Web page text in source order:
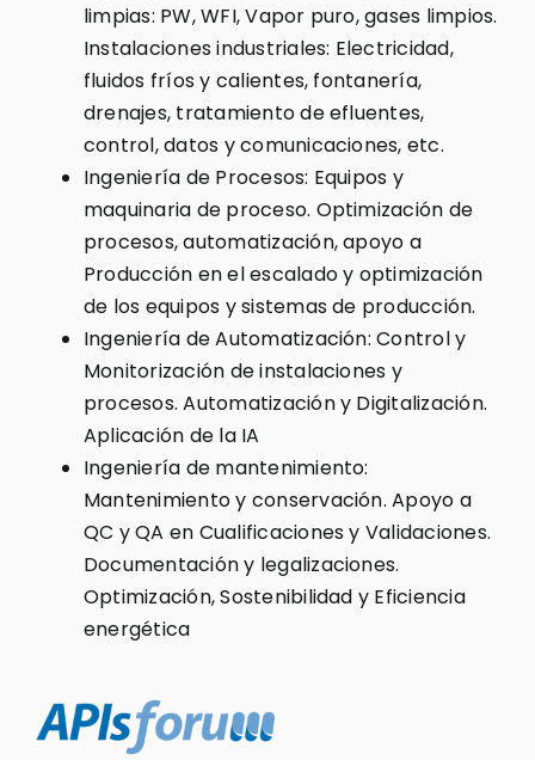
limpias: PW, WFI, Vapor puro, gases limpios.
Instalaciones industriales: Electricidad,
fluidos fríos y calientes, fontanería,
drenajes, tratamiento de efluentes,
control, datos y comunicaciones, etc.
Ingeniería de Procesos: Equipos y
maquinaria de proceso. Optimización de
procesos, automatización, apoyo a
Producción en el escalado y optimización
de los equipos y sistemas de producción.
Ingeniería de Automatización: Control y
Monitorización de instalaciones y
procesos. Automatización y Digitalización.
Aplicación de la IA
Ingeniería de mantenimiento:
Mantenimiento y conservación. Apoyo a
QC y QA en Cualificaciones y Validaciones.
Documentación y legalizaciones.
Optimización, Sostenibilidad y Eficiencia
energética